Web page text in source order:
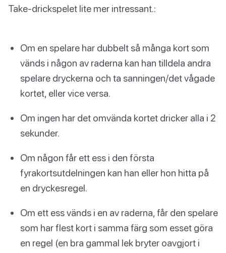
Take-drickspelet lite mer intressant.:
Om en spelare har dubbelt så många kort som
vänds i någon av raderna kan han tilldela andra
spelare dryckerna och ta sanningen/det vågade
kortet, eller vice versa.
Om ingen har det omvända kortet dricker alla i 2
sekunder.
Om någon får ett ess i den första
fyrakortsutdelningen kan han eller hon hitta på
en dryckesregel.
Om ett ess vänds i en av raderna, får den spelare
som har flest kort i samma färg som esset göra
en regel (en bra gammal lek bryter oavgjort i